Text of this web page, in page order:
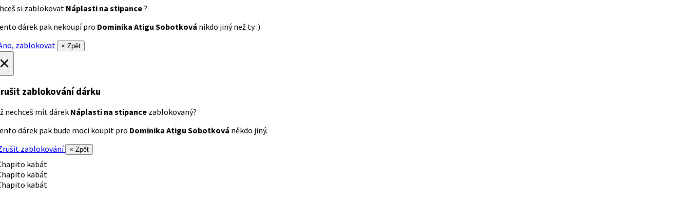
si zablokovat Náplasti na stipance?
dárek pak nekoupí pro Dominika Atigu Sobotková nikdo jiný než ty :)
zablokovat
× Zpět
zablokování dárku
nechceš mít dárek Náplasti na stipance zablokovaný?
dárek pak bude moci koupit pro Dominika Atigu Sobotková někdo jiný.
zablokování
× Zpět